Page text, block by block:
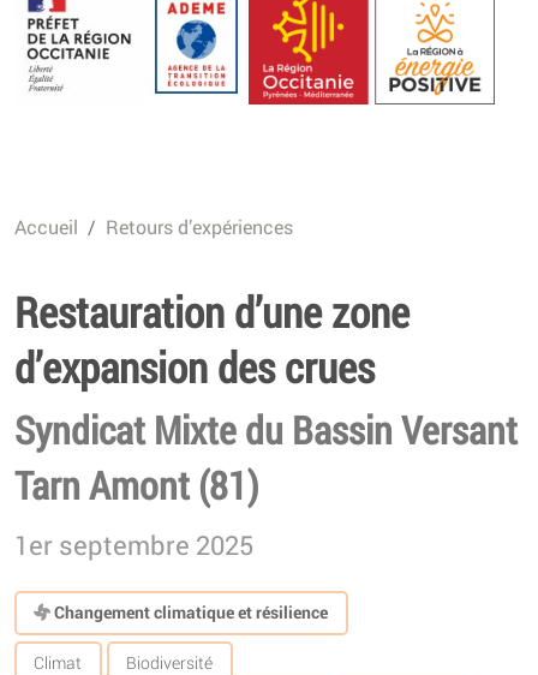
d’Occitanie pour la Transition
Energétique
Accueil Retours d’expériences
Restauration d’une zone
d’expansion des crues
Syndicat Mixte du Bassin Versant
Tarn Amont (81)
1er septembre 2025
Changement climatique et résilience
Climat Biodiversité